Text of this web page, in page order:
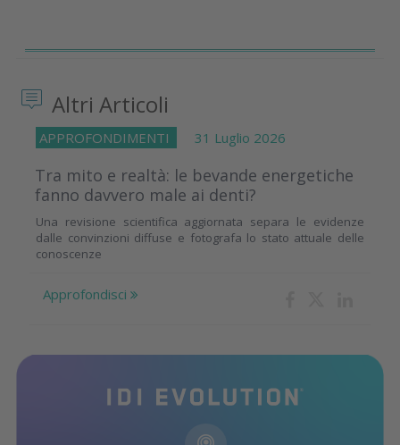
Altri Articoli
APPROFONDIMENTI 31 Luglio 2026
Tra mito e realtà: le bevande energetiche
fanno davvero male ai denti?
Una revisione scientifica aggiornata separa le evidenze
dalle convinzioni diffuse e fotografa lo stato attuale delle
conoscenze
Approfondisci